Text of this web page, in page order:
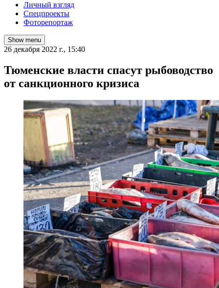
Личный взгляд
Спецпроекты
Фоторепортаж
Show menu
26 декабря 2022 г., 15:40
Тюменские власти спасут рыбоводство
от санкционного кризиса